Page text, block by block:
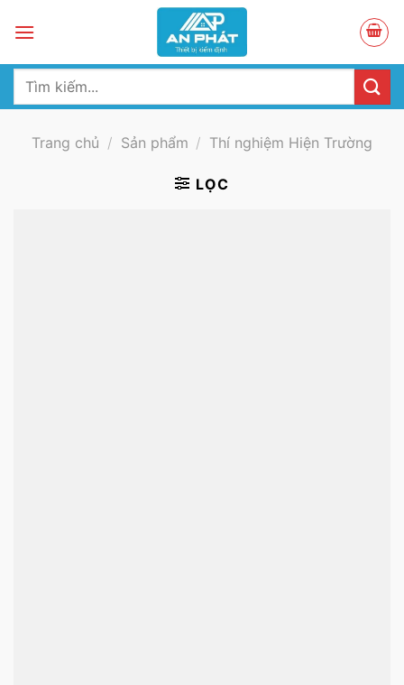
Tìm
Trang chủ / Sản phẩm / Thí nghiệm Hiện Trường
LỌC